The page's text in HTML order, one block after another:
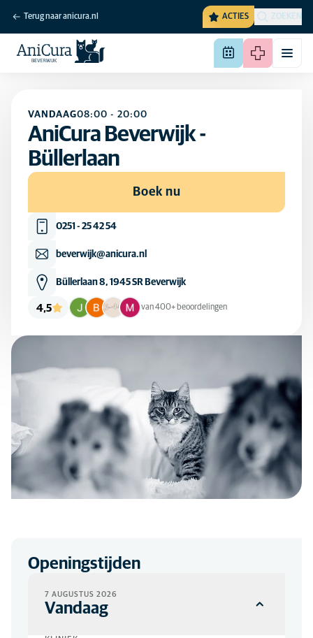
Terug naar anicura.nl ACTIES ZOEKEN
VANDAAG08:00 - 20:00
AniCura Beverwijk -
Büllerlaan
Boek nu
0251 - 25 42 54
beverwijk@anicura.nl
Büllerlaan 8, 1945 SR Beverwijk
4,5 van 400+ beoordelingen
Openingstijden
7 AUGUSTUS 2026
Vandaag